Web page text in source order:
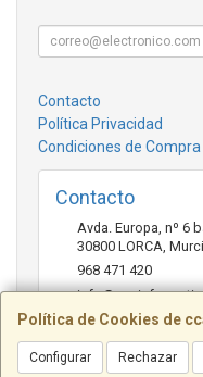
Política de Cookies de
Configurar Rechazar
Contacto
Política Privacidad
Condiciones de Compra
Contacto
Avda. Europa, nº 6
30800 LORCA,
968 471 420
Horario